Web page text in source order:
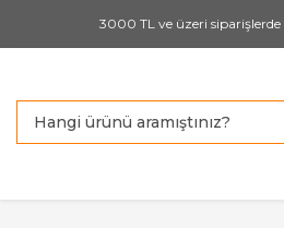
3000 TL ve üzeri siparişlerde